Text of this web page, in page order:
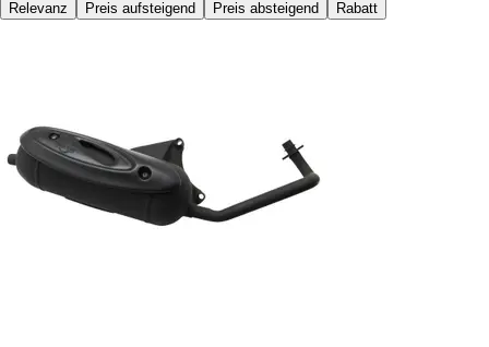
Relevanz
Preis aufsteigend Preis absteigend Rabatt